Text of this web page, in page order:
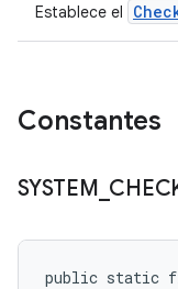
Establece el
Constantes
SYSTEM
public static